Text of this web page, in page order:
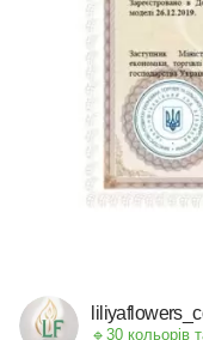
🔹30 кольорів